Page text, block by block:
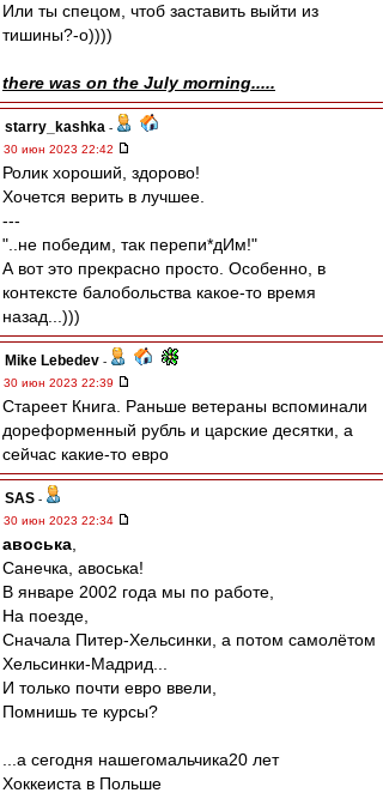
Или ты спецом, чтоб заставить выйти из
тишины?-о))))
there was on the July morning.....
starry_kashka -
30 июн 2023 22:42
Ролик хороший, здорово!
Хочется верить в лучшее.
---
"..не победим, так перепи*дИм!"
А вот это прекрасно просто. Особенно, в
контексте балобольства какое-то время
назад...)))
Mike Lebedev -
30 июн 2023 22:39
Стареет Книга. Раньше ветераны вспоминали
дореформенный рубль и царские десятки, а
сейчас какие-то евро
SAS -
30 июн 2023 22:34
авоська
Санечка, авоська!
В январе 2002 года мы по работе,
На поезде,
Сначала Питер-Хельсинки, а потом самолётом
Хельсинки-Мадрид...
И только почти евро ввели,
Помнишь те курсы?
...а сегодня нашегомальчика20 лет
Хоккеиста в Польше